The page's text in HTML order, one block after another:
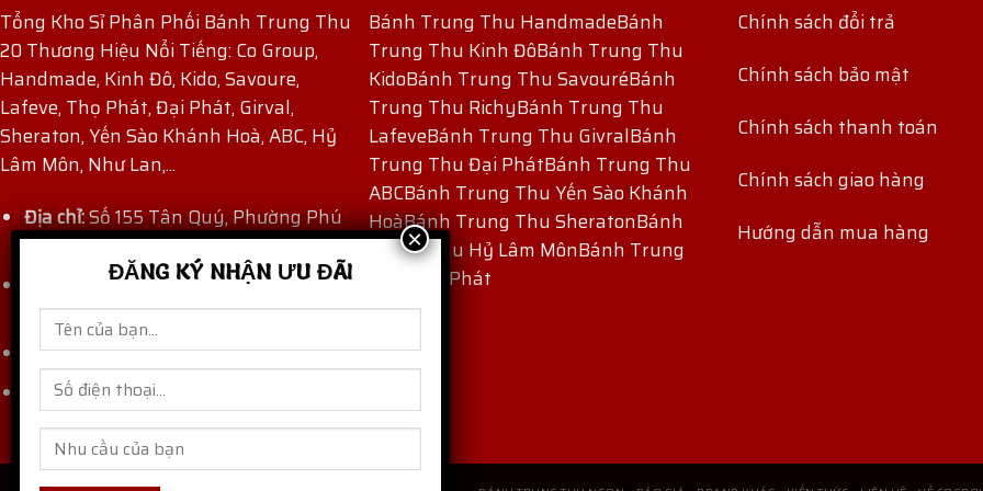
Tổng Kho Sỉ Phân Phối Bánh Trung Thu
20 Thương Hiệu Nổi Tiếng: Co Group,
Handmade, Kinh Đô, Kido, Savoure,
Lafeve, Thọ Phát, Đại Phát, Girval,
Sheraton, Yến Sào Khánh Hoà, ABC, Hỷ
Lâm Môn, Như Lan,...
Địa chỉ:Số 155 Tân Quý, Phường Phú
Thọ Hòa, TP Hồ Chí Minh, Việt Nam.
(+84) 909 171 971-(+84) 862
871 872
Email:thaocogroup@gmail.com
Website:banhtrungthungon.com
Bánh Trung Thu HandmadeBánh
Trung Thu Kinh ĐôBánh Trung Thu
KidoBánh Trung Thu SavouréBánh
Trung Thu RichyBánh Trung Thu
LafeveBánh Trung Thu GivralBánh
Trung Thu Đại PhátBánh Trung Thu
ABCBánh Trung Thu Yến Sào Khánh
HoàBánh Trung Thu SheratonBánh
Trung Thu Hỷ Lâm MônBánh Trung
Thu Thọ Phát
Chính sách đổi trả
Chính sách bảo mật
Chính sách thanh toán
Chính sách giao hàng
Hướng dẫn mua hàng
ĐĂNG KÝ NHẬN ƯU ĐÃI